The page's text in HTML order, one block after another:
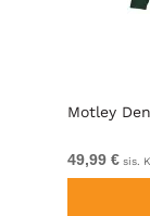
Motley
49,99 € sis.